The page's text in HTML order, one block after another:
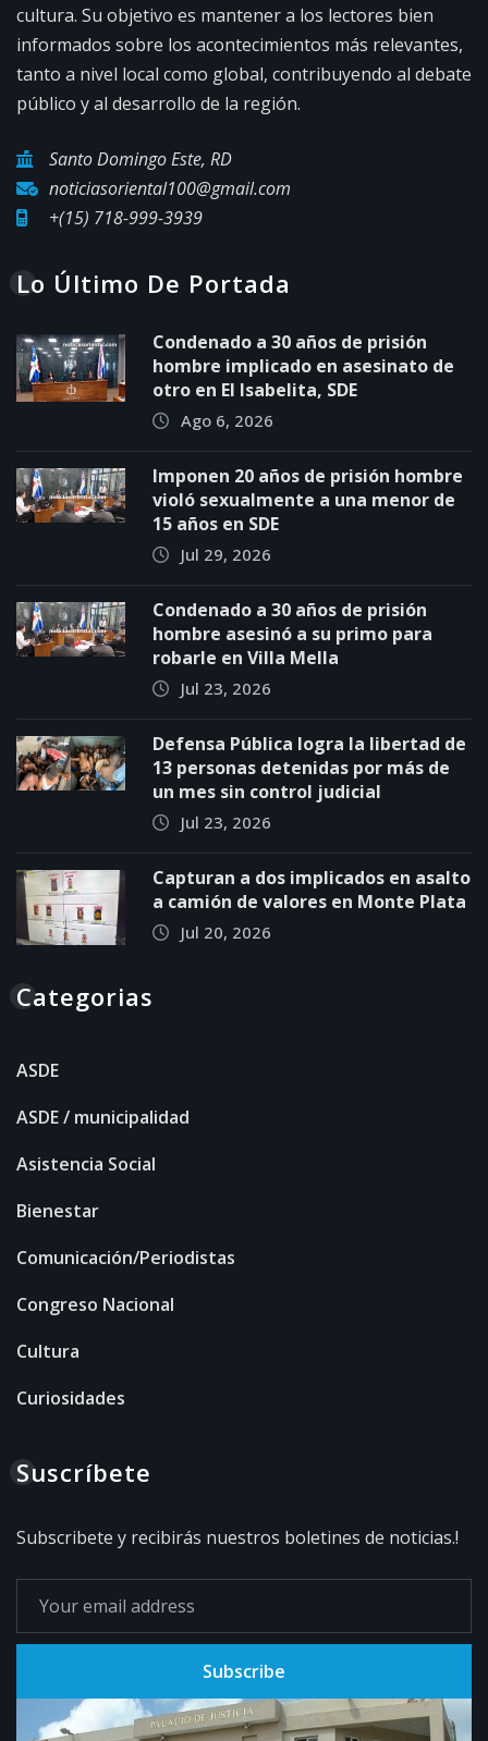
cultura. Su objetivo es mantener a los lectores bien
informados sobre los acontecimientos más relevantes,
tanto a nivel local como global, contribuyendo al debate
público y al desarrollo de la región.
Santo Domingo Este, RD
noticiasoriental100@gmail.com
+(15) 718-999-3939
Lo Último De Portada
Condenado a 30 años de prisión
hombre implicado en asesinato de
otro en El Isabelita, SDE
Ago 6, 2026
Imponen 20 años de prisión hombre
violó sexualmente a una menor de
15 años en SDE
Jul 29, 2026
Condenado a 30 años de prisión
hombre asesinó a su primo para
robarle en Villa Mella
Jul 23, 2026
Defensa Pública logra la libertad de
13 personas detenidas por más de
un mes sin control judicial
Jul 23, 2026
Capturan a dos implicados en asalto
a camión de valores en Monte Plata
Jul 20, 2026
Categorias
ASDE
ASDE / municipalidad
Asistencia Social
Bienestar
Comunicación/Periodistas
Congreso Nacional
Cultura
Curiosidades
Suscríbete
Subscribete y recibirás nuestros boletines de noticias.!
Subscribe